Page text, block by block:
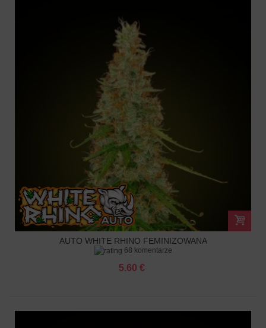
AUTO WHITE RHINO FEMINIZOWANA
68 komentarze
5.60 €